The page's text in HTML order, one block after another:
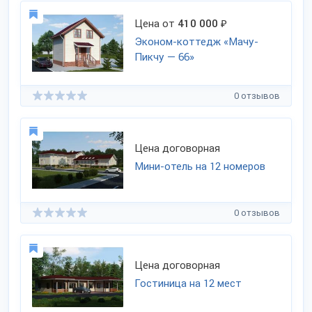
Цена от 410 000 ₽
Эконом-коттедж «Мачу-
Пикчу — 66»
0 отзывов
Цена договорная
Мини-отель на 12 номеров
0 отзывов
Цена договорная
Гостиница на 12 мест